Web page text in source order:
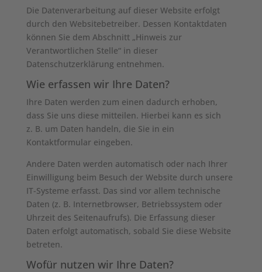
Die Datenverarbeitung auf dieser Website erfolgt
durch den Websitebetreiber. Dessen Kontaktdaten
können Sie dem Abschnitt „Hinweis zur
Verantwortlichen Stelle“ in dieser
Datenschutzerklärung entnehmen.
Wie erfassen wir Ihre Daten?
Ihre Daten werden zum einen dadurch erhoben,
dass Sie uns diese mitteilen. Hierbei kann es sich
z. B. um Daten handeln, die Sie in ein
Kontaktformular eingeben.
Andere Daten werden automatisch oder nach Ihrer
Einwilligung beim Besuch der Website durch unsere
IT-Systeme erfasst. Das sind vor allem technische
Daten (z. B. Internetbrowser, Betriebssystem oder
Uhrzeit des Seitenaufrufs). Die Erfassung dieser
Daten erfolgt automatisch, sobald Sie diese Website
betreten.
Wofür nutzen wir Ihre Daten?